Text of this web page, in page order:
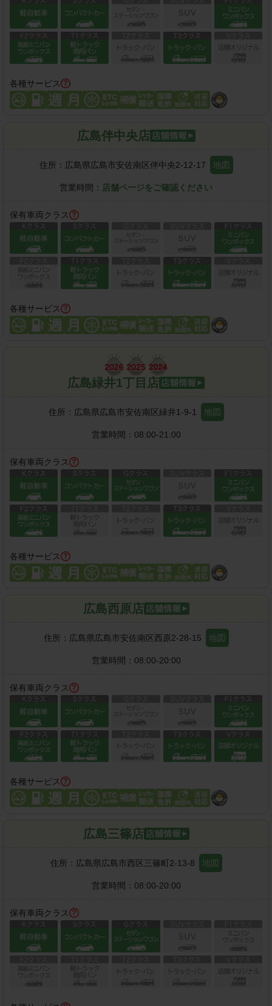
各種サービス
広島伴中央店
住所： 広島県広島市安佐南区伴中央2-12-17 地図
営業時間： 店舗ページをご確認ください
保有車両クラス
各種サービス
広島緑井1丁目店
住所： 広島県広島市安佐南区緑井1-9-1 地図
営業時間： 08:00-21:00
保有車両クラス
各種サービス
広島西原店
住所： 広島県広島市安佐南区西原2-28-15 地図
営業時間： 08:00-20:00
保有車両クラス
各種サービス
広島三篠店
住所： 広島県広島市西区三篠町2-13-8 地図
営業時間： 08:00-20:00
保有車両クラス